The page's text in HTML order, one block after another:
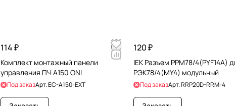
114 ₽
Комплект монтажный панели
управления ПЧ A150 ONI
Под заказАрт.EC-A150-EXT
120 ₽
IEK Разъем РРМ78/4(PYF14A)
РЭК78/4(MY4) модульный
Под заказАрт.RRP20D-RRM-4